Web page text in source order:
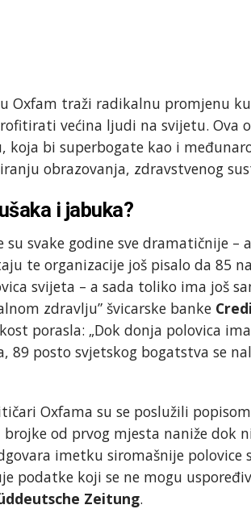
Oxfam traži radikalnu promjenu
većina ljudi na svijetu. Ova
koja bi superbogate kao i
obrazovanja, zdravstvenog
i jabuka?
su svake godine sve dramatičnije
te organizacije još pisalo da 85
svijeta – a sada toliko ima još
zdravlju” švicarske banke
porasla: „Dok donja polovica
89 posto svjetskog bogatstva se
Oxfama su se poslužili
od prvog mjesta naniže dok
imetku siromašnije polovice
podatke koji se ne mogu
Zeitung.